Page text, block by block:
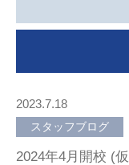
2023.7.18
スタッフブログ
2024年4月開校 (